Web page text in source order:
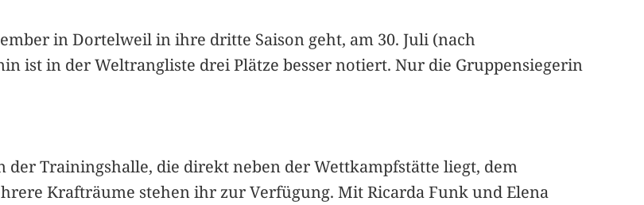
in Dortelweil in ihre dritte Saison geht, am 30. Juli (nach
ist in der Weltrangliste drei Plätze besser notiert. Nur die Gruppensiegerin
der Trainingshalle, die direkt neben der Wettkampfstätte liegt, dem
Krafträume stehen ihr zur Verfügung. Mit Ricarda Funk und Elena